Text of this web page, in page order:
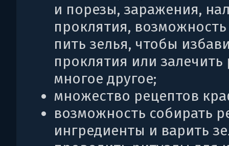
и порезы, заражения,
проклятия,
пить зелья, чтобы
проклятия или
многое другое;
множество рецептов
возможность собирать
ингредиенты и варить